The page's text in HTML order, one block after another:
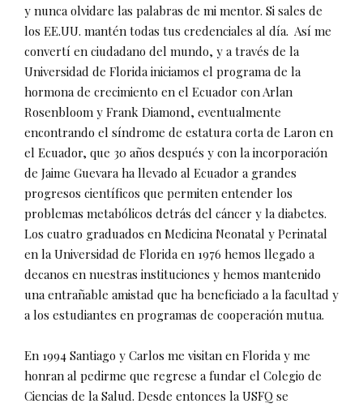
y nunca olvidare las palabras de mi mentor. Si sales de
los EE.UU. mantén todas tus credenciales al día. Así me
convertí en ciudadano del mundo, y a través de la
Universidad de Florida iniciamos el programa de la
hormona de crecimiento en el Ecuador con Arlan
Rosenbloom y Frank Diamond, eventualmente
encontrando el síndrome de estatura corta de Laron en
el Ecuador, que 30 años después y con la incorporación
de Jaime Guevara ha llevado al Ecuador a grandes
progresos científicos que permiten entender los
problemas metabólicos detrás del cáncer y la diabetes.
Los cuatro graduados en Medicina Neonatal y Perinatal
en la Universidad de Florida en 1976 hemos llegado a
decanos en nuestras instituciones y hemos mantenido
una entrañable amistad que ha beneficiado a la facultad y
a los estudiantes en programas de cooperación mutua.
En 1994 Santiago y Carlos me visitan en Florida y me
honran al pedirme que regrese a fundar el Colegio de
Ciencias de la Salud. Desde entonces la USFQ se